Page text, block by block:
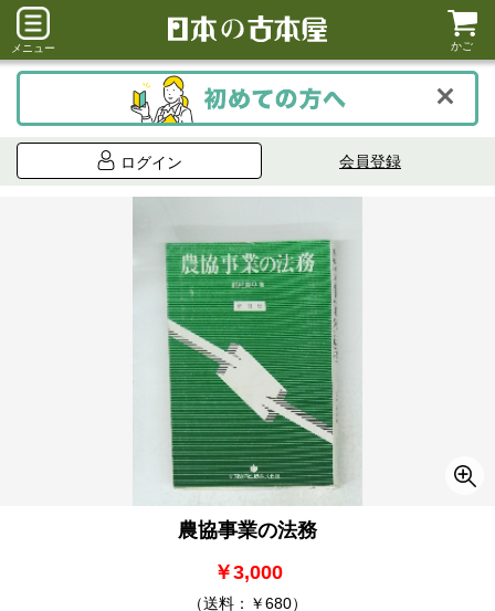
メニュー かご
ログイン 会員登録
農協事業の法務
￥3,000
（送料：￥680）